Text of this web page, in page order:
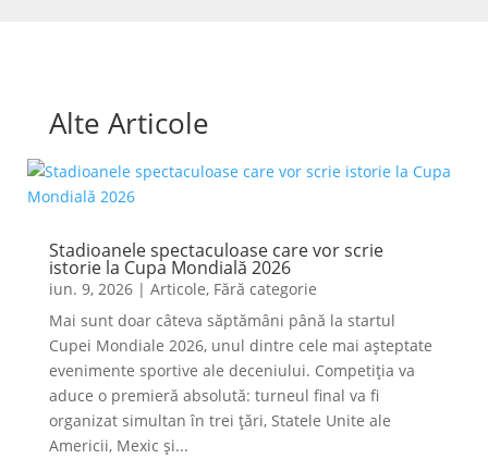
Alte Articole
Stadioanele spectaculoase care vor scrie
istorie la Cupa Mondială 2026
iun. 9, 2026| Articole, Fără categorie
Mai sunt doar câteva săptămâni până la startul
Cupei Mondiale 2026, unul dintre cele mai așteptate
evenimente sportive ale deceniului. Competiția va
aduce o premieră absolută: turneul final va fi
organizat simultan în trei țări, Statele Unite ale
Americii, Mexic și...